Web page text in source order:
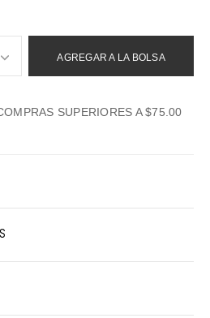
AGREGAR A LA BOLSA
SUPERIORES A $75.00